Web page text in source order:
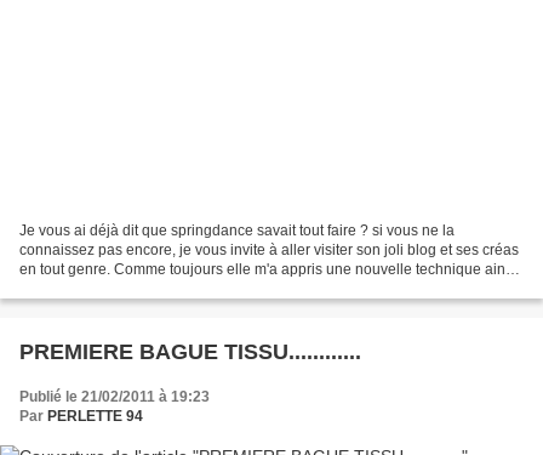
Je vous ai déjà dit que springdance savait tout faire ? si vous ne la
connaissez pas encore, je vous invite à aller visiter son joli blog et ses créas
en tout genre. Comme toujours elle m'a appris une nouvelle technique ainsi
PREMIERE BAGUE TISSU............
Publié le 21/02/2011 à 19:23
Par PERLETTE 94